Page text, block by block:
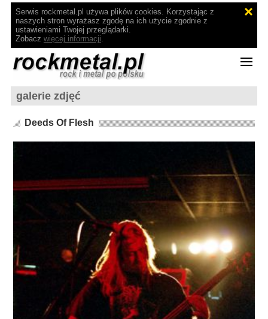
Serwis rockmetal.pl używa plików cookies. Korzystając z
naszych stron wyrażasz zgodę na ich użycie zgodnie z
ustawieniami Twojej przeglądarki.
Zobacz więcej informacji.
galerie zdjęć
Deeds Of Flesh